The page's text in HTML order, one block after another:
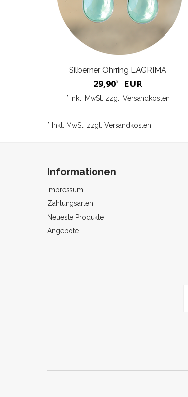
Silberner Ohrring LAGRIMA
29,90* EUR
* Inkl. MwSt. zzgl. Versandkosten
* Inkl. MwSt. zzgl. Versandkosten
Informationen
Impressum
Zahlungsarten
Neueste Produkte
Angebote